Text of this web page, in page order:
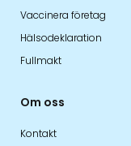
Vaccinera företag
Hälsodeklaration
Fullmakt
Om oss
Kontakt